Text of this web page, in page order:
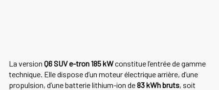
La version Q6 SUV e-tron 185 kWconstitue l’entrée de gamme
technique. Elle dispose d’un moteur électrique arrière, d’une
propulsion, d’une batterie lithium-ion de83 kWh bruts, soit